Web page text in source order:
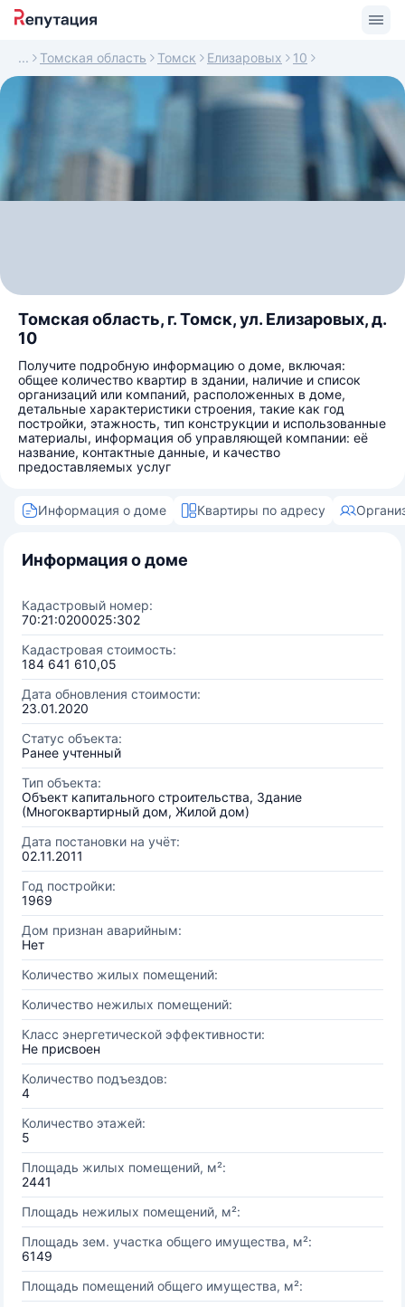
Томская область Томск Елизаровых 10
Томская область, г. Томск, ул. Елизаровых, д.
10
Получите подробную информацию о доме, включая:
общее количество квартир в здании, наличие и список
организаций или компаний, расположенных в доме,
детальные характеристики строения, такие как год
постройки, этажность, тип конструкции и использованные
материалы, информация об управляющей компании: её
название, контактные данные, и качество
предоставляемых услуг
Информация о доме Квартиры по адресу
Информация о доме
Кадастровый номер:
70:21:0200025:302
Кадастровая стоимость:
184 641 610,05
Дата обновления стоимости:
23.01.2020
Статус объекта:
Ранее учтенный
Тип объекта:
Объект капитального строительства, Здание
(Многоквартирный дом, Жилой дом)
Дата постановки на учёт:
02.11.2011
Год постройки:
1969
Дом признан аварийным:
Нет
Количество жилых помещений:
Количество нежилых помещений:
Класс энергетической эффективности:
Не присвоен
Количество подъездов:
4
Количество этажей:
5
Площадь жилых помещений, м²:
2441
Площадь нежилых помещений, м²:
Площадь зем. участка общего имущества, м²:
6149
Площадь помещений общего имущества, м²: